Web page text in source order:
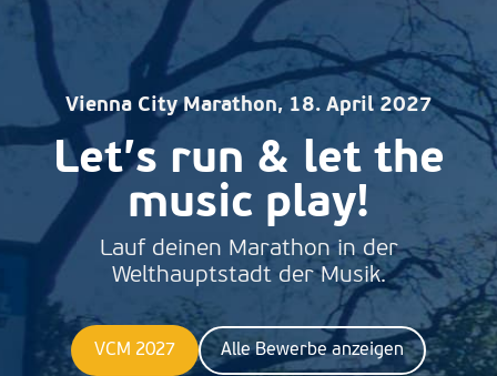
Vienna City Marathon, 18. April 2027
Let’s run & let the
music play!
Lauf deinen Marathon in der
Welthauptstadt der Musik.
VCM 2027 Alle Bewerbe anzeigen